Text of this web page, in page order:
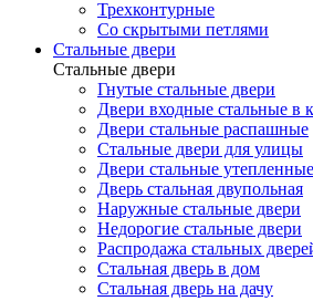
Трехконтурные
Со скрытыми петлями
Стальные двери
Стальные двери
Гнутые стальные двери
Двери входные стальные в
Двери стальные распашные
Стальные двери для улицы
Двери стальные утепленные
Дверь стальная двупольная
Наружные стальные двери
Недорогие стальные двери
Распродажа стальных
Стальная дверь в дом
Стальная дверь на дачу